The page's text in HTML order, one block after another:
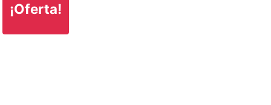
¡Oferta!